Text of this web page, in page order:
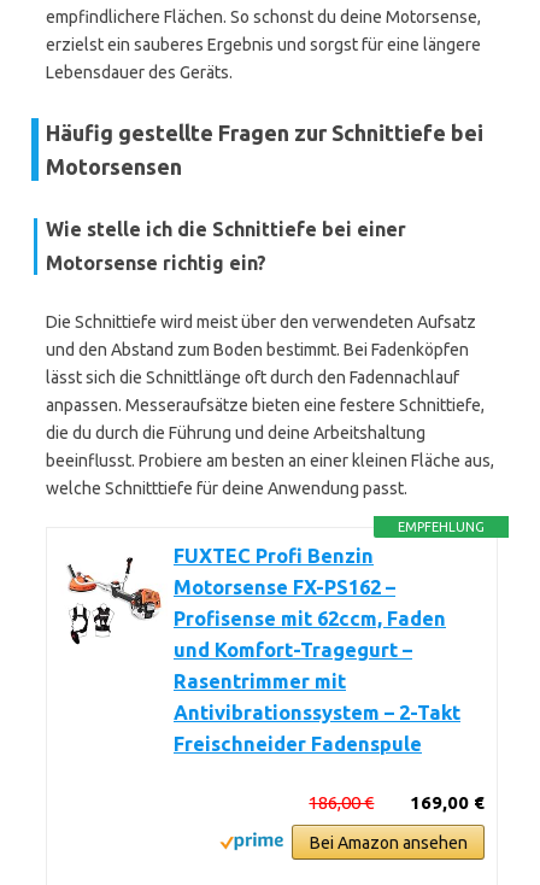
empfindlichere Flächen. So schonst du deine Motorsense,
erzielst ein sauberes Ergebnis und sorgst für eine längere
Lebensdauer des Geräts.
Häufig gestellte Fragen zur Schnittiefe bei
Motorsensen
Wie stelle ich die Schnittiefe bei einer
Motorsense richtig ein?
Die Schnittiefe wird meist über den verwendeten Aufsatz
und den Abstand zum Boden bestimmt. Bei Fadenköpfen
lässt sich die Schnittlänge oft durch den Fadennachlauf
anpassen. Messeraufsätze bieten eine festere Schnittiefe,
die du durch die Führung und deine Arbeitshaltung
beeinflusst. Probiere am besten an einer kleinen Fläche aus,
welche Schnitttiefe für deine Anwendung passt.
EMPFEHLUNG
FUXTEC Profi Benzin
Motorsense FX-PS162 –
Profisense mit 62ccm, Faden
und Komfort-Tragegurt –
Rasentrimmer mit
Antivibrationssystem – 2-Takt
Freischneider Fadenspule
169,00 €
186,00 €
Bei Amazon ansehen